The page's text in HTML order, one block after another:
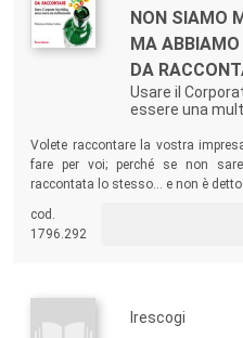
NON SIAMO
MA
DA
Usare il
essere una
Volete raccontare la vostra
fare per voi; perché se non
raccontata lo stesso… e non è
cod.
1796.292
Irescogi